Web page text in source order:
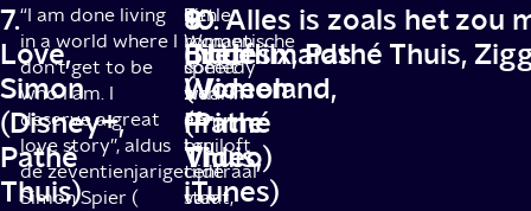
7.
Love,
Simon
(Disney+,
Pathé
Thuis)
“I am done living
in a world where I
don’t get to be
who I am. I
deserve a great
love story”, aldus
de zeventienjarige
Simon Spier (
8.
Bridesmaids
(Videoland,
Prime
Video)
Een
romantische
comedy
waarin
een
bruiloft
centraal
staat,
9.
Little
Women
(Pathé
Thuis,
iTunes)
Little
Women
speelt
zich
af
ten
tijde
van
10. Alles is zoals het zou
(Netflilx, Pathé Thuis,